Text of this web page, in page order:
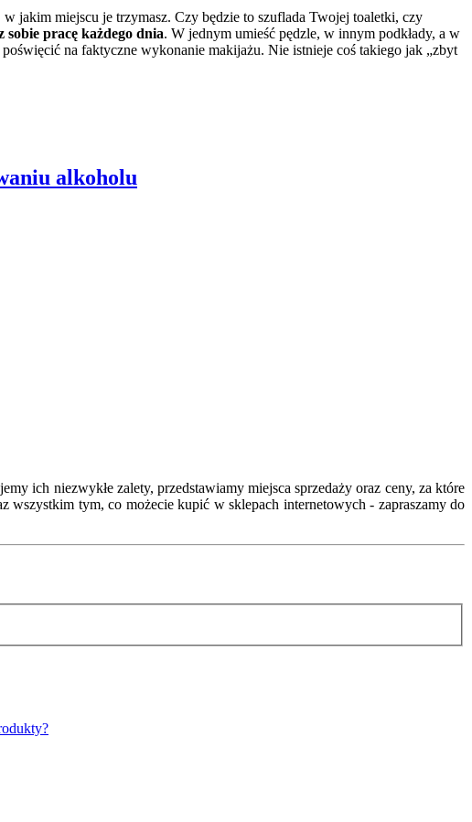
jakim miejscu je trzymasz. Czy będzie to szuflada Twojej toaletki, czy
pracę każdego dnia. W jednym umieść pędzle, w innym podkłady, a w
na faktyczne wykonanie makijażu. Nie istnieje coś takiego jak „zbyt
alkoholu
ich niezwykłe zalety, przedstawiamy miejsca sprzedaży oraz ceny, za które
wszystkim tym, co możecie kupić w sklepach internetowych - zapraszamy do